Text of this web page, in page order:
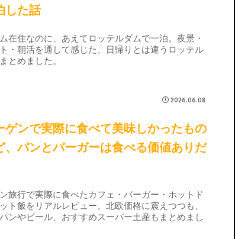
した話
在住なのに、あえてロッテルダムで一泊。夜景・
・朝活を通して感じた、日帰りとは違うロッテル
とめました。
2026.06.08
ゲンで実際に食べて美味しかったもの
、パンとバーガーは食べる価値ありだ
旅行で実際に食べたカフェ・バーガー・ホットド
ト飯をリアルレビュー。北欧価格に震えつつも、
ンやビール、おすすめスーパー土産もまとめまし